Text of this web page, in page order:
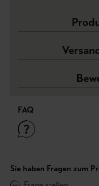
FAQ
Sie haben Fragen zum